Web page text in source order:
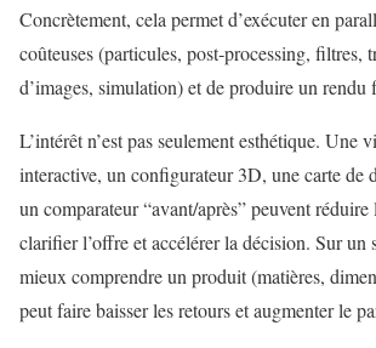
Concrètement, cela permet d’exécuter en
coûteuses (particules, post‑processing, filtres,
d’images, simulation) et de produire un rendu
L’intérêt n’est pas seulement esthétique. Une
interactive, un configurateur 3D, une carte de
un comparateur “avant/après” peuvent
clarifier l’offre et accélérer la décision. Sur un
mieux comprendre un produit (matières,
peut faire baisser les retours et augmenter le